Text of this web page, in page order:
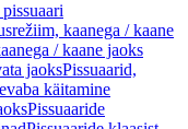
kaanega / kaane
/ kaane jaoks
jaoksPissuaarid,
käitamine
Pissuaaride